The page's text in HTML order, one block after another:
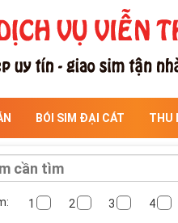
BÓI SIM ĐẠI CÁT THU
1 2 3 4